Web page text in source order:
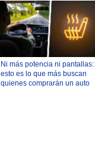
Ni más potencia ni pantallas:
esto es lo que más buscan
quienes comprarán un auto